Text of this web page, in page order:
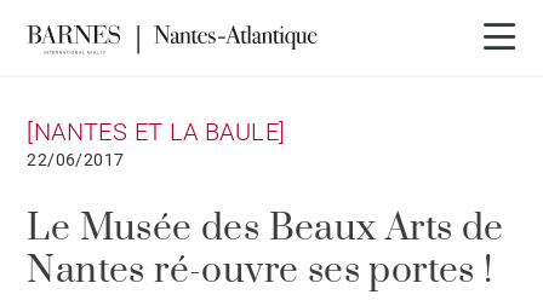
[NANTES ET LA BAULE]
22/06/2017
Le Musée des Beaux Arts de
Nantes ré-ouvre ses portes !